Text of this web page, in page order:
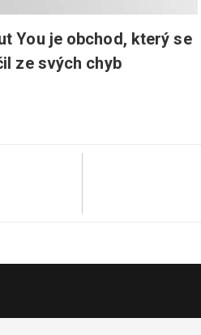
You je obchod, který se
ze svých chyb